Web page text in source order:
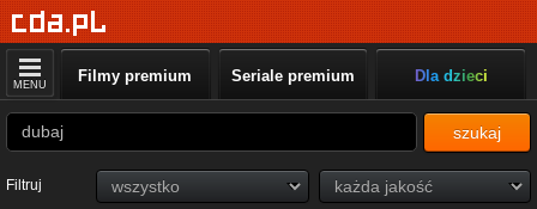
MENU Filmy premium Seriale premium Dla dzieci
szukaj
Filtruj